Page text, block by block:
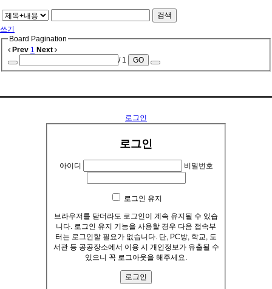
검색
쓰기
Board Pagination
Prev 1 Next
/ 1
GO
로그인
로그인
아이디 비밀번호
로그인 유지
브라우저를 닫더라도 로그인이 계속 유지될 수 있습
니다. 로그인 유지 기능을 사용할 경우 다음 접속부
터는 로그인할 필요가 없습니다. 단, PC방, 학교, 도
서관 등 공공장소에서 이용 시 개인정보가 유출될 수
있으니 꼭 로그아웃을 해주세요.